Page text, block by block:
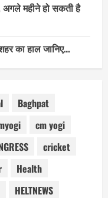
अगले महीने हो सकती है
का हाल जानिए…
Baghpat
cm yogi
cricket
Health
HELTNEWS